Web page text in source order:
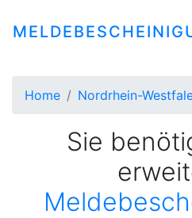
Home Nordrhein-
Sie